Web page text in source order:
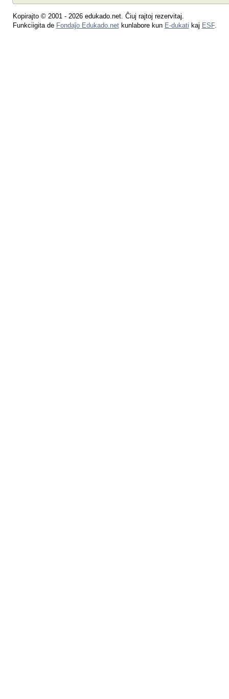
Kopirajto © 2001 - 2026 edukado.net. Ĉiuj rajtoj rezervitaj.
Funkciigita de Fondaĵo Edukado.netkunlabore kun E-dukati kaj ESF.